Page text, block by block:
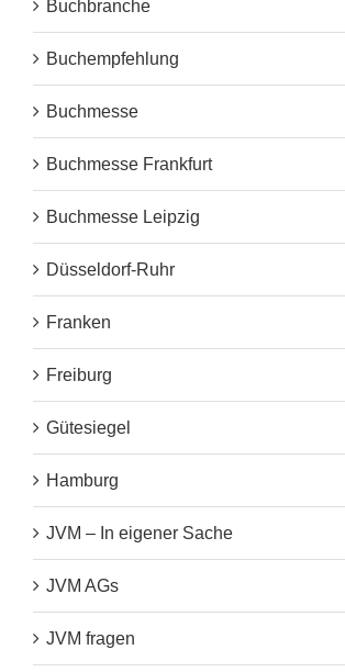
Buchbranche
Buchempfehlung
Buchmesse
Buchmesse Frankfurt
Buchmesse Leipzig
Düsseldorf-Ruhr
Franken
Freiburg
Gütesiegel
Hamburg
JVM – In eigener Sache
JVM AGs
JVM fragen